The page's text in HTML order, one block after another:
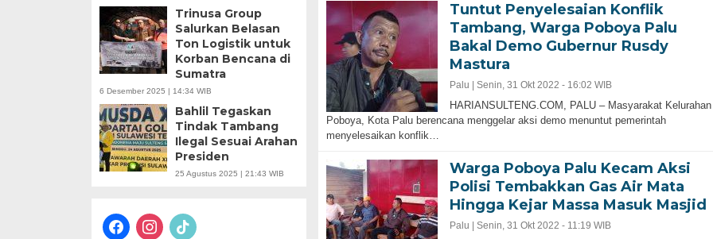
Trinusa Group
Salurkan Belasan
Ton Logistik untuk
Korban Bencana di
Sumatra
6 Desember 2025 | 14:34 WIB
Bahlil Tegaskan
Tindak Tambang
Ilegal Sesuai Arahan
Presiden
25 Agustus 2025 | 21:43 WIB
facebookinstagram
tiktok
Tuntut Penyelesaian Konflik
Tambang, Warga Poboya Palu
Bakal Demo Gubernur Rusdy
Mastura
Palu | Senin, 31 Okt 2022 - 16:02 WIB
HARIANSULTENG.COM, PALU – Masyarakat Kelurahan
Poboya, Kota Palu berencana menggelar aksi demo menuntut pemerintah
menyelesaikan konflik…
Warga Poboya Palu Kecam Aksi
Polisi Tembakkan Gas Air Mata
Hingga Kejar Massa Masuk Masjid
Palu | Senin, 31 Okt 2022 - 11:19 WIB